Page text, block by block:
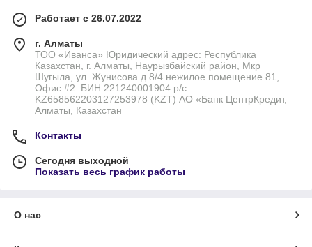
Работает с 26.07.2022
г. Алматы
ТОО «Иванса» Юридический адрес: Республика
Казахстан, г. Алматы, Наурызбайский район, Мкр
Шугыла, ул. Жунисова д.8/4 нежилое помещение 81,
Офис #2. БИН 221240001904 р/с
KZ658562203127253978 (KZT) АО «Банк ЦентрКредит,
Алматы, Казахстан
Контакты
Сегодня выходной
Показать весь график работы
О нас